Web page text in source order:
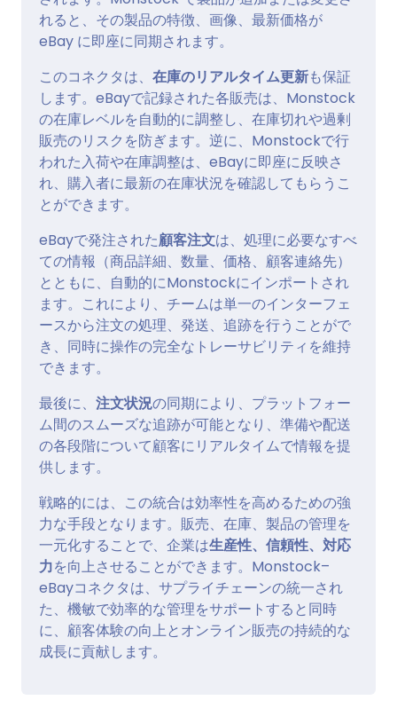
れると、その製品の特徴、画像、最新価格が
eBay に即座に同期されます。
このコネクタは、 在庫のリアルタイム更新も保証
します。eBayで記録された各販売は、Monstock
の在庫レベルを自動的に調整し、在庫切れや過剰
販売のリスクを防ぎます。逆に、Monstockで行
われた入荷や在庫調整は、eBayに即座に反映さ
れ、購入者に最新の在庫状況を確認してもらうこ
とができます。
eBayで発注された顧客注文は、処理に必要なすべ
ての情報（商品詳細、数量、価格、顧客連絡先）
とともに、自動的にMonstockにインポートされ
ます。これにより、チームは単一のインターフェ
ースから注文の処理、発送、追跡を行うことがで
き、同時に操作の完全なトレーサビリティを維持
できます。
最後に、 注文状況の同期により、プラットフォー
ム間のスムーズな追跡が可能となり、準備や配送
の各段階について顧客にリアルタイムで情報を提
供します。
戦略的には、この統合は効率性を高めるための強
力な手段となります。販売、在庫、製品の管理を
一元化することで、企業は生産性、信頼性、対応
力を向上させることができます。Monstock–
eBayコネクタは、サプライチェーンの統一され
た、機敏で効率的な管理をサポートすると同時
に、顧客体験の向上とオンライン販売の持続的な
成長に貢献します。